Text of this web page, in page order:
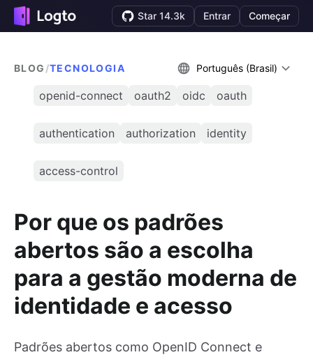
Star 14.3k Entrar Começar
BLOG /TECNOLOGIA Português (Brasil)
openid-connect oauth2 oidc oauth
authentication authorization identity
access-control
Por que os padrões
abertos são a escolha
para a gestão moderna de
identidade e acesso
Padrões abertos como OpenID Connect e